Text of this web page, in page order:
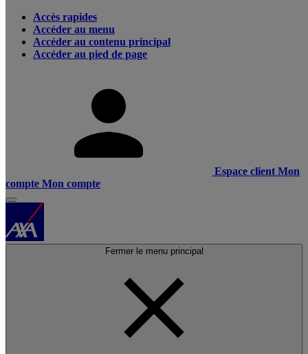
Accès rapides
Accéder au menu
Accéder au contenu principal
Accéder au pied de page
Espace client Mon
compte Mon compte
Fermer le menu principal